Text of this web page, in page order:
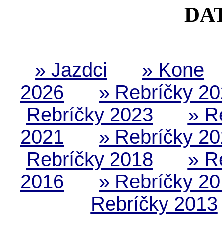
» Jazdci
» Kone
2026
» Rebríčky
Rebríčky 2023
»
2021
» Rebríčky
Rebríčky 2018
»
2016
» Rebríčky
Rebríčky 2013